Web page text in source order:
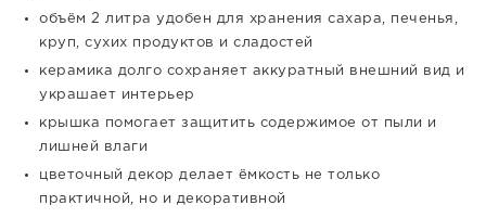
объём 2 литра удобен для хранения сахара, печенья,
круп, сухих продуктов и сладостей
керамика долго сохраняет аккуратный внешний вид и
украшает интерьер
крышка помогает защитить содержимое от пыли и
лишней влаги
цветочный декор делает ёмкость не только
практичной, но и декоративной